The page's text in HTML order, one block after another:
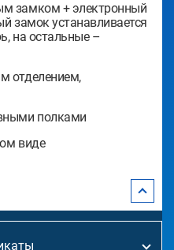
замком + электронный
замок устанавливается
на остальные –
отделением,
полками
виде